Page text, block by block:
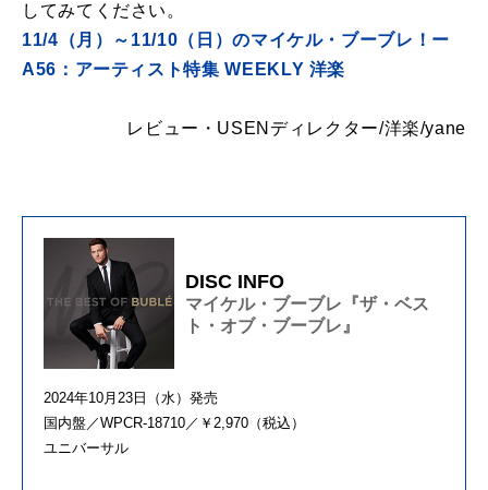
してみてください。
11/4（月）～11/10（日）のマイケル・ブーブレ！ー
A56：アーティスト特集 WEEKLY 洋楽
レビュー・USENディレクター/洋楽/yane
DISC INFO
マイケル・ブーブレ『ザ・ベス
ト・オブ・ブーブレ』
2024年10月23日（水）発売
国内盤／WPCR-18710／￥2,970（税込）
ユニバーサル